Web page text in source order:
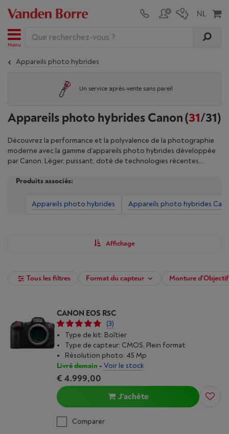
Menu
Appareils photo hybrides
Un service après-vente sans pareil
Appareils photo hybrides Canon(31/31)
Découvrez la performance et la polyvalence de la photographie
moderne avec la gamme d’appareils photo hybrides développée
par Canon. Léger, puissant, doté de technologies récentes,
compact. Photographe amateur ou professionnel, profitez d’une
et de performances vidéo 4K. Grâce à une large gamme
d’objectifs interchangeables et à une utilisation intuitive,
Produits associés:
Appareils photo hybrides Appareils photo hybrides
Affichage
Tous les filtres Format du capteur Monture d'Objectif
CANON EOS R5C
(3)
Type de kit: Boîtier
Type de capteur: CMOS, Plein format
Résolution photo: 45 Mp
Livré demain - Voir le stock
€ 4.999,00
J'achète
Comparer